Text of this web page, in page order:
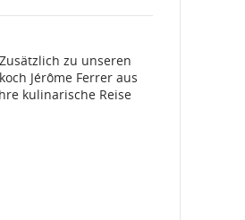
zu unseren
Jérôme Ferrer aus
kulinarische Reise